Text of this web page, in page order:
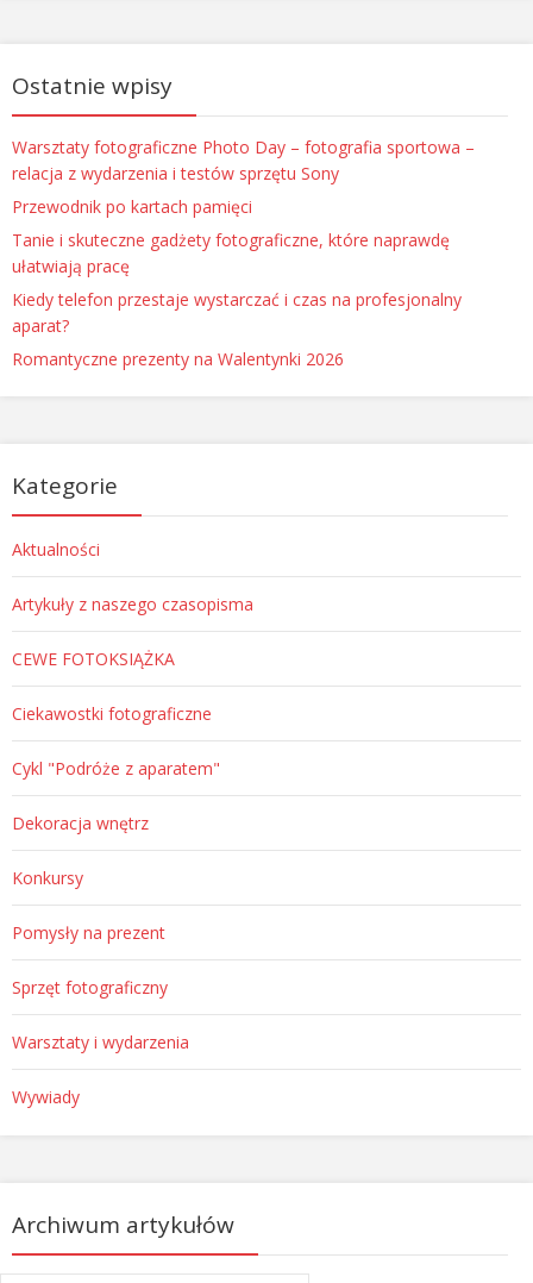
Ostatnie wpisy
Warsztaty fotograficzne Photo Day – fotografia sportowa –
relacja z wydarzenia i testów sprzętu Sony
Przewodnik po kartach pamięci
Tanie i skuteczne gadżety fotograficzne, które naprawdę
ułatwiają pracę
Kiedy telefon przestaje wystarczać i czas na profesjonalny
aparat?
Romantyczne prezenty na Walentynki 2026
Kategorie
Aktualności
Artykuły z naszego czasopisma
CEWE FOTOKSIĄŻKA
Ciekawostki fotograficzne
Cykl "Podróże z aparatem"
Dekoracja wnętrz
Konkursy
Pomysły na prezent
Sprzęt fotograficzny
Warsztaty i wydarzenia
Wywiady
Archiwum artykułów